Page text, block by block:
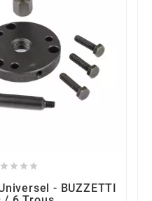
   
- BUZZETTI